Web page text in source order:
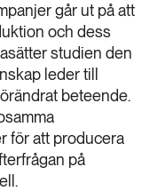
går ut på att
och dess
studien den
leder till
beteende.
för att producera
på